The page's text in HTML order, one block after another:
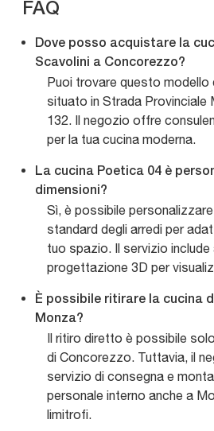
FAQ
Dove posso acquistare la
Scavolini a Concorezzo?
Puoi trovare questo modello
situato in Strada Provinciale
132. Il negozio offre
per la tua cucina moderna.
La cucina Poetica 04 è
dimensioni?
Sì, è possibile
standard degli arredi per
tuo spazio. Il servizio include
progettazione 3D per
È possibile ritirare la cucina
Monza?
Il ritiro diretto è possibile
di Concorezzo. Tuttavia, il
servizio di consegna e
personale interno anche a
limitrofi.